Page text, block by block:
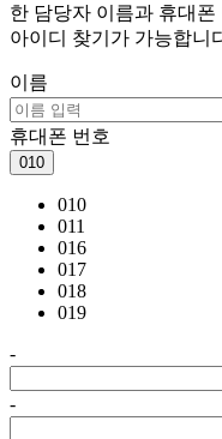
한 담당자 이름과 휴대폰
아이디 찾기가 가능합니
이름
휴대폰 번호
010
010
011
016
017
018
019
-
-